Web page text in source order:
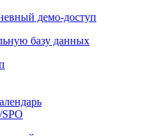
демо-доступ
базу данных